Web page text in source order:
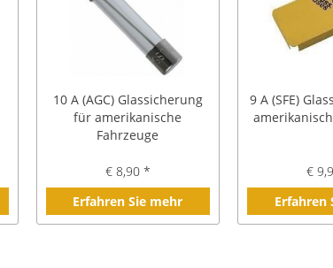
10 A (AGC) Glassicherung
für amerikanische
Fahrzeuge
€ 8,90 *
Erfahren Sie mehr
9 A (SFE)
€
Erfahren